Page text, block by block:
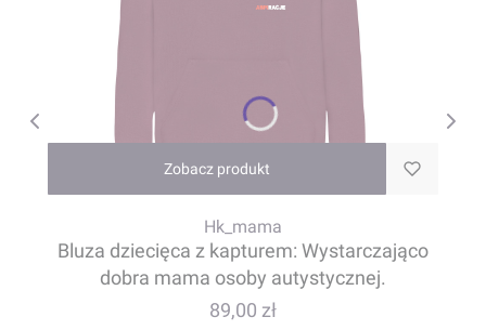
Zobacz produkt
Hk_mama
Bluza dziecięca z kapturem: Wystarczająco
dobra mama osoby autystycznej.
Cena
89,00 zł